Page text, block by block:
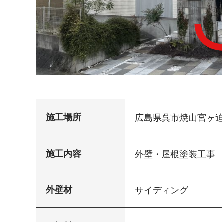
施工場所 広島県呉市焼山宮ヶ
施工内容 外壁・屋根塗装工事
外壁材 サイディング